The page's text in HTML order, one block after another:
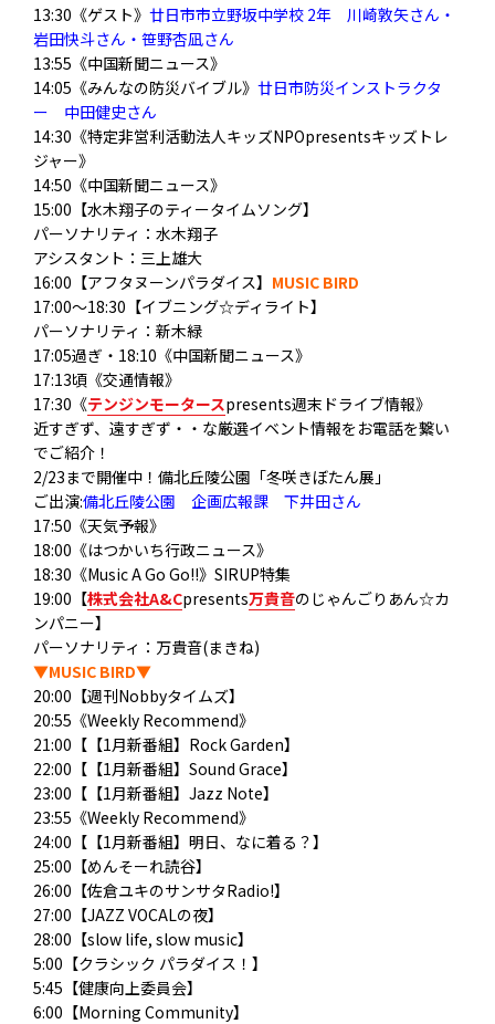
13:30《ゲスト》 廿日市市立野坂中学校 2年 川崎敦矢さん・
岩田快斗さん・笹野杏凪さん
13:55《中国新聞ニュース》
14:05《みんなの防災バイブル》 廿日市防災インストラクタ
ー 中田健史さん
14:30《特定非営利活動法人キッズNPOpresentsキッズトレ
ジャー》
14:50《中国新聞ニュース》
15:00【水木翔子のティータイムソング】
パーソナリティ：水木翔子
アシスタント：三上雄大
16:00【アフタヌーンパラダイス】 MUSIC BIRD
17:00～18:30【イブニング☆ディライト】
パーソナリティ：新木緑
17:05過ぎ・18:10《中国新聞ニュース》
17:13頃《交通情報》
17:30《テンジンモータースpresents週末ドライブ情報》
近すぎず、遠すぎず・・な厳選イベント情報をお電話を繋い
でご紹介！
2/23まで開催中！備北丘陵公園「冬咲きぼたん展」
ご出演:備北丘陵公園 企画広報課 下井田さん
17:50《天気予報》
18:00《はつかいち行政ニュース》
18:30《Music A Go Go!!》SIRUP特集
19:00【株式会社A&Cpresents万貴音のじゃんごりあん☆カ
ンパニー】
パーソナリティ：万貴音(まきね)
▼MUSIC BIRD▼
20:00【週刊Nobbyタイムズ】
20:55《Weekly Recommend》
21:00【【1月新番組】Rock Garden】
22:00【【1月新番組】Sound Grace】
23:00【【1月新番組】Jazz Note】
23:55《Weekly Recommend》
24:00【【1月新番組】明日、なに着る？】
25:00【めんそーれ読谷】
26:00【佐倉ユキのサンサタRadio!】
27:00【JAZZ VOCALの夜】
28:00【slow life, slow music】
5:00【クラシック パラダイス！】
5:45【健康向上委員会】
6:00【Morning Community】